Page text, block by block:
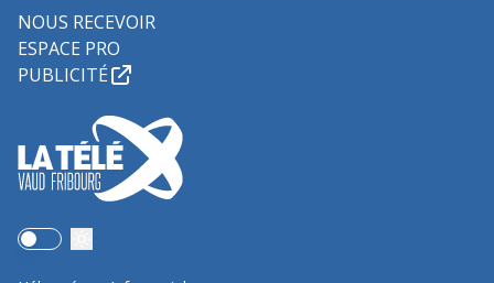
NOUS RECEVOIR
ESPACE PRO
PUBLICITÉ
Use setting